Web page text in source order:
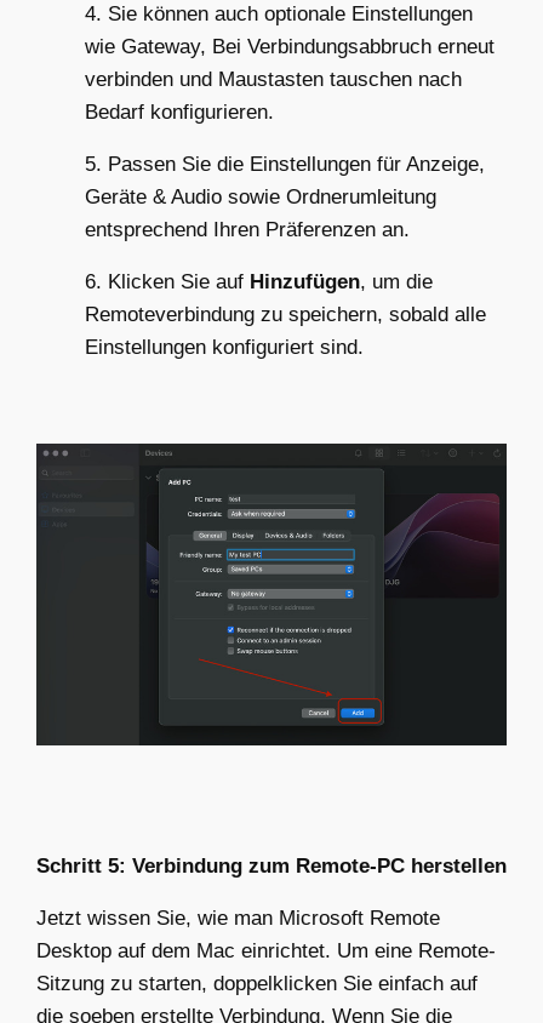
4. Sie können auch optionale Einstellungen
wie Gateway, Bei Verbindungsabbruch erneut
verbinden und Maustasten tauschen nach
Bedarf konfigurieren.
5. Passen Sie die Einstellungen für Anzeige,
Geräte & Audio sowie Ordnerumleitung
entsprechend Ihren Präferenzen an.
6. Klicken Sie auf Hinzufügen, um die
Remoteverbindung zu speichern, sobald alle
Einstellungen konfiguriert sind.
Schritt 5: Verbindung zum Remote-PC herstellen
Jetzt wissen Sie, wie man Microsoft Remote
Desktop auf dem Mac einrichtet. Um eine Remote-
Sitzung zu starten, doppelklicken Sie einfach auf
die soeben erstellte Verbindung. Wenn Sie die